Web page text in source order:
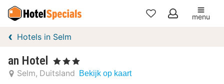
Mijn
menu
Hotels in Selm
an Hotel , 3 Sterren
Selm Duitsland Bekijk op kaart